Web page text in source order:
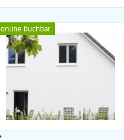
online buchbar